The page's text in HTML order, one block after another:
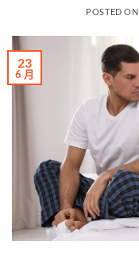
POSTED ON
23
6 月